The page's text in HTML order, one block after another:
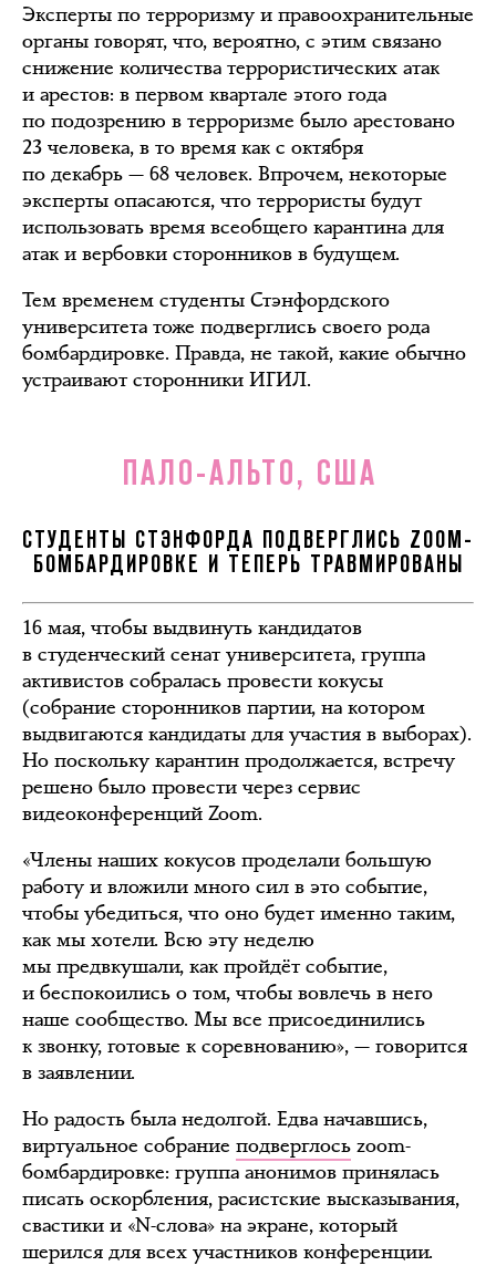
Эксперты по терроризму и правоохранительные
органы говорят, что, вероятно, с этим связано
снижение количества террористических атак
и арестов: в первом квартале этого года
по подозрению в терроризме было арестовано
23 человека, в то время как с октября
по декабрь — 68 человек. Впрочем, некоторые
эксперты опасаются, что террористы будут
использовать время всеобщего карантина для
атак и вербовки сторонников в будущем.
Тем временем студенты Стэнфордского
университета тоже подверглись своего рода
бомбардировке. Правда, не такой, какие обычно
устраивают сторонники ИГИЛ.
ПАЛО-АЛЬТО, США
СТУДЕНТЫ СТЭНФОРДА ПОДВЕРГЛИСЬ ZOOM-
БОМБАРДИРОВКЕ И ТЕПЕРЬ ТРАВМИРОВАНЫ
16 мая, чтобы выдвинуть кандидатов
в студенческий сенат университета, группа
активистов собралась провести кокусы
(собрание сторонников партии, на котором
выдвигаются кандидаты для участия в выборах).
Но поскольку карантин продолжается, встречу
решено было провести через сервис
видеоконференций Zoom.
«Члены наших кокусов проделали большую
работу и вложили много сил в это событие,
чтобы убедиться, что оно будет именно таким,
как мы хотели. Всю эту неделю
мы предвкушали, как пройдёт событие,
и беспокоились о том, чтобы вовлечь в него
наше сообщество. Мы все присоединились
к звонку, готовые к соревнованию», — говорится
в заявлении.
Но радость была недолгой. Едва начавшись,
виртуальное собрание подверглось zoom-
бомбардировке: группа анонимов принялась
писать оскорбления, расистские высказывания,
свастики и «N-слова» на экране, который
шерился для всех участников конференции.